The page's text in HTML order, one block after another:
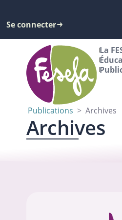
Se connecter
La
Publications > Archives
Archives